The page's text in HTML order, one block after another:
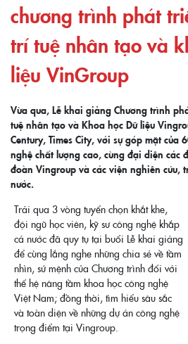
chương trình phát
trí tuệ nhân tạo và
liệu VinGroup
Vừa qua, Lễ khai giảng Chương trình
tuệ nhân tạo và Khoa học Dữ liệu
Century, Times City, với sự góp mặt của
nghệ chất lượng cao, cùng đại diện các
đoàn Vingroup và các viện nghiên cứu,
nước.
Trải qua 3 vòng tuyển chọn khắt khe,
đội ngũ học viên, kỹ sư công nghệ khắp
cả nước đã quy tụ tại buổi Lễ khai giảng
để cùng lắng nghe những chia sẻ về tầm
nhìn, sứ mệnh của Chương trình đối với
thế hệ nâng tầm khoa học công nghệ
Việt Nam; đồng thời, tìm hiểu sâu sắc
và toàn diện về những dự án công nghệ
trọng điểm tại Vingroup.